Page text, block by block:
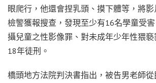
眼爬行，他還會捏乳頭、摸下體等，將影
檢警獲報搜查，發現至少有16名學童受
攝兒童之性影像罪、對未成年少年性猥
18年徒刑。
橋頭地方法院判決書指出，被告男老師